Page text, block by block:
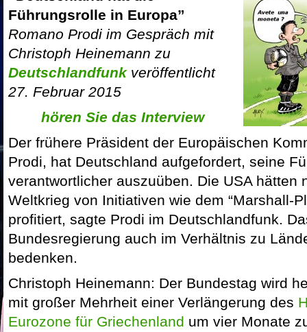
Führungsrolle in Europa”
Romano Prodi im Gespräch mit
Christoph Heinemann zu
Deutschlandfunk veröffentlicht
27. Februar 2015
hören Sie das Interview
Der frühere Präsident der Europäischen
Prodi, hat Deutschland aufgefordert, seine
verantwortlicher auszuüben. Die USA hätten
Weltkrieg von Initiativen wie dem “Marshall-
profitiert, sagte Prodi im Deutschlandfunk.
Bundesregierung auch im Verhältnis zu
bedenken.
Christoph Heinemann: Der Bundestag wird
mit großer Mehrheit einer Verlängerung des
Eurozone für Griechenland um vier Monate